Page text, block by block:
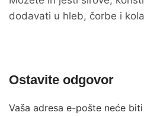
dodavati u hleb, čorbe i
Ostavite odgovor
Vaša adresa e-pošte neće